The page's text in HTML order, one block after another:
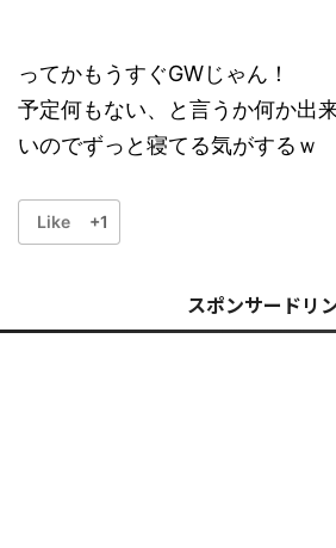
ってかもうすぐGWじゃん！
予定何もない、と言うか何か出
いのでずっと寝てる気がするｗ
Like +1
スポンサードリ